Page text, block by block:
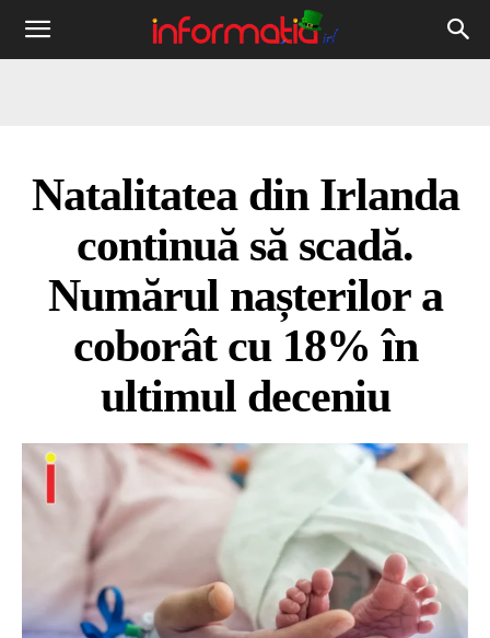
Informația
Natalitatea din Irlanda
continuă să scadă.
Numărul nașterilor a
coborât cu 18% în
ultimul deceniu